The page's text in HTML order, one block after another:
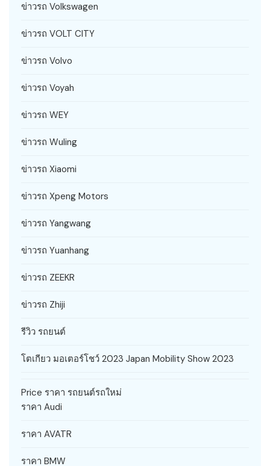
ข่าวรถ Volkswagen
ข่าวรถ VOLT CITY
ข่าวรถ Volvo
ข่าวรถ Voyah
ข่าวรถ WEY
ข่าวรถ Wuling
ข่าวรถ Xiaomi
ข่าวรถ Xpeng Motors
ข่าวรถ Yangwang
ข่าวรถ Yuanhang
ข่าวรถ ZEEKR
ข่าวรถ Zhiji
รีวิว รถยนต์
โตเกียว มอเตอร์โชว์ 2023 Japan Mobility Show 2023
Price ราคา รถยนต์รถใหม่
ราคา Audi
ราคา AVATR
ราคา BMW